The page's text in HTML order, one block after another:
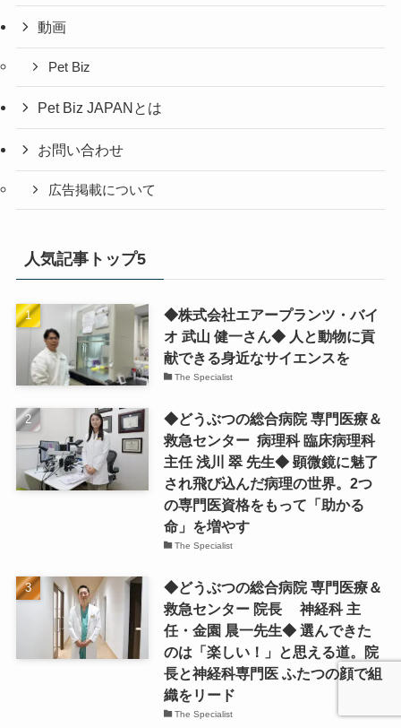
動画
Pet Biz
Pet Biz JAPANとは
お問い合わせ
広告掲載について
人気記事トップ5
◆株式会社エアープランツ・バイ
オ 武山 健一さん◆ 人と動物に貢
献できる身近なサイエンスを
The Specialist
◆どうぶつの総合病院 専門医療＆
救急センター 病理科 臨床病理科
主任 浅川 翠 先生◆ 顕微鏡に魅了
され飛び込んだ病理の世界。2つ
の専門医資格をもって「助かる
命」を増やす
The Specialist
◆どうぶつの総合病院 専門医療＆
救急センター 院長 神経科 主
任・金園 晨一先生◆ 選んできた
のは「楽しい！」と思える道。院
長と神経科専門医 ふたつの顔で組
織をリード
The Specialist